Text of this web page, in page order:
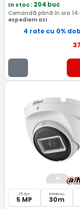
In stoc: 204 buc
Comandă până în ora
expediem azi
4 rate cu 0%
25 fps
5 MP
Infrarosu
30m